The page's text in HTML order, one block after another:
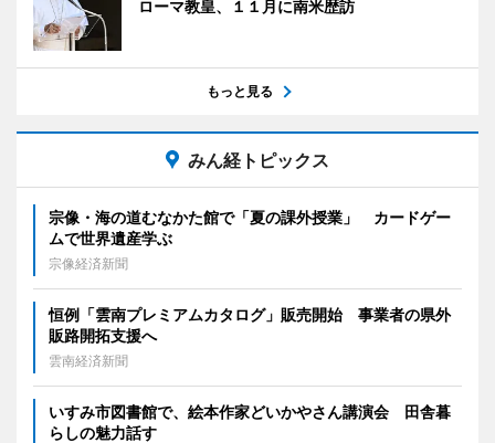
ローマ教皇、１１月に南米歴訪
もっと見る
みん経トピックス
宗像・海の道むなかた館で「夏の課外授業」 カードゲー
ムで世界遺産学ぶ
宗像経済新聞
恒例「雲南プレミアムカタログ」販売開始 事業者の県外
販路開拓支援へ
雲南経済新聞
いすみ市図書館で、絵本作家どいかやさん講演会 田舎暮
らしの魅力話す